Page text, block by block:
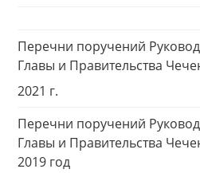
Перечни поручений
Главы и Правительства
2021 г.
Перечни поручений
Главы и Правительства
2019 год